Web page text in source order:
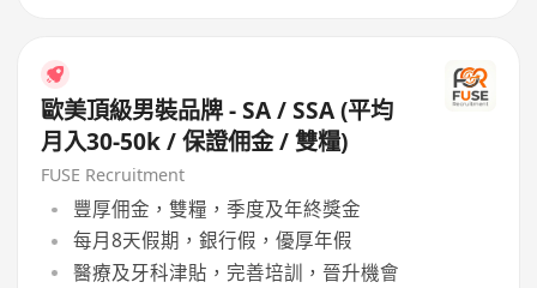
歐美頂級男裝品牌 - SA / SSA (平均
月入30-50k / 保證佣金 / 雙糧)
FUSE Recruitment
豐厚佣金，雙糧，季度及年終獎金
每月8天假期，銀行假，優厚年假
醫療及牙科津貼，完善培訓，晉升機會